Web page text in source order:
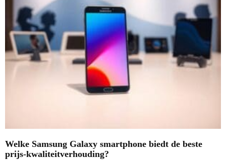
Welke Samsung Galaxy smartphone biedt de beste
prijs-kwaliteitverhouding?